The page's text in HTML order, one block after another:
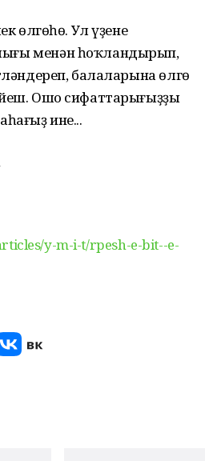
өлгөһө. Ул үҙенең
менән һоҡландырып,
балаларына өлгө
Ошо сифаттарығыҙҙы
ине...
y-m-i-t/rpesh-e-bit--e-